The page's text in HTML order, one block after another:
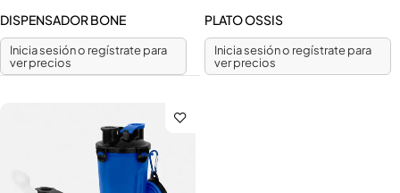
DISPENSADOR BONE
Inicia sesión o regístrate para
ver precios
PLATO OSSIS
Inicia sesión o regístrate para
ver precios